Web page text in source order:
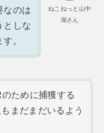
ねこねっと山中
湖さん
なのは
としな
。
ために捕獲する
まだまだいるよう